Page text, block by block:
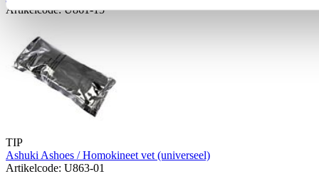
Artikelcode: U861-15
TIP
Ashuki Ashoes / Homokineet vet (universeel)
Artikelcode: U863-01